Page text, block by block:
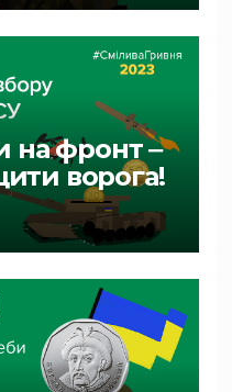
на фронт ‒
ворога!